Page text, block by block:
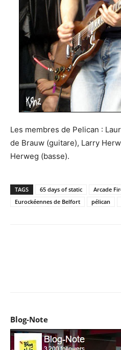
Les membres de Pelican :
de Brauw (guitare), Larry
Herweg (basse).
TAGS 65 days of static Arcade
Eurockéennes de Belfort
pélican
Blog-Note